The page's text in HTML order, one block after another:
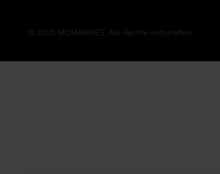
© 2025 MOMABIKES. Alle Rechte vorbehalten.